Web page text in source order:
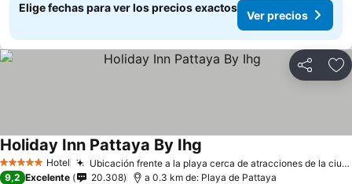
Elige fechas para ver los precios exactos
Ver precios
Compartir
5 Estrellas Hotel Ubicación frente a la playa cerca de atracciones de la ciudad
Holiday Inn Pattaya By Ihg
9,2 Excelente 20.308 a 0.3 km de: Playa de Pattaya